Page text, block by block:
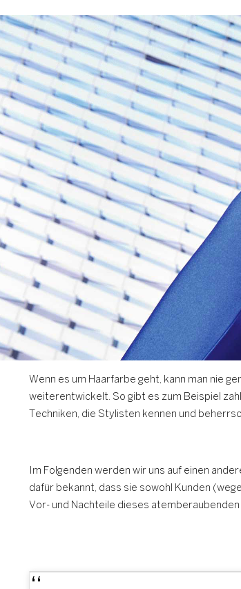
Wenn es um Haarfarbe geht, kann man nie
weiterentwickelt. So gibt es zum Beispiel
Techniken, die Stylisten kennen und
Im Folgenden werden wir uns auf einen
dafür bekannt, dass sie sowohl Kunden
Vor- und Nachteile dieses atemberaubenden